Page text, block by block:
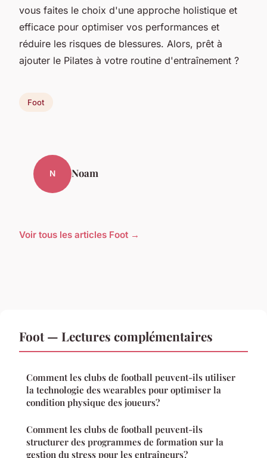
vous faites le choix d'une approche holistique et
efficace pour optimiser vos performances et
réduire les risques de blessures. Alors, prêt à
ajouter le Pilates à votre routine d'entraînement ?
Foot
N Noam
Voir tous les articles Foot →
Foot — Lectures complémentaires
Comment les clubs de football peuvent-ils utiliser
la technologie des wearables pour optimiser la
condition physique des joueurs?
Comment les clubs de football peuvent-ils
structurer des programmes de formation sur la
gestion du stress pour les entraîneurs?